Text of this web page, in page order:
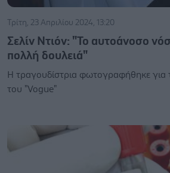
Τρίτη, 23 Απριλίου 2024, 13:20
Σελίν Ντιόν: "Το αυτοάνοσο
πολλή δουλειά"
Η τραγουδίστρια φωτογραφήθηκε
του "Vogue"